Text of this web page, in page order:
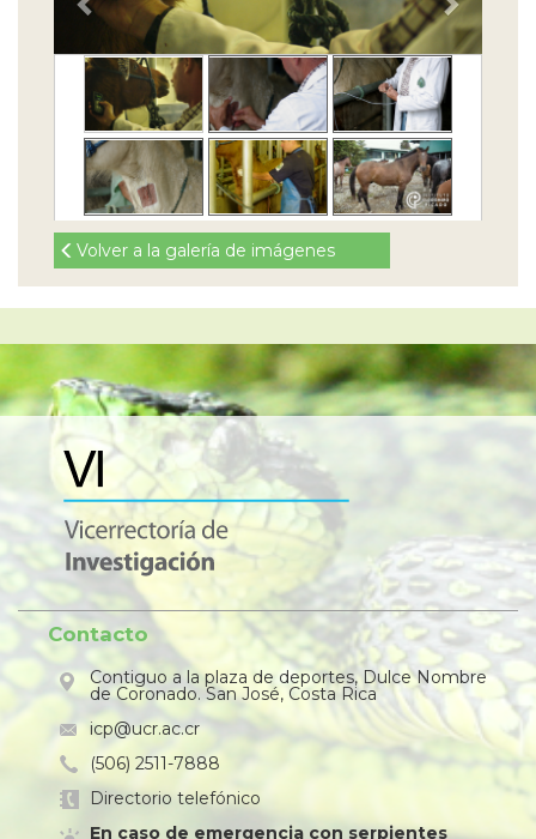
Volver a la galería de imágenes
Contacto
Contiguo a la plaza de deportes, Dulce Nombre
de Coronado. San José, Costa Rica
icp@ucr.ac.cr
(506) 2511-7888
Directorio telefónico
En caso de emergencia con serpientes